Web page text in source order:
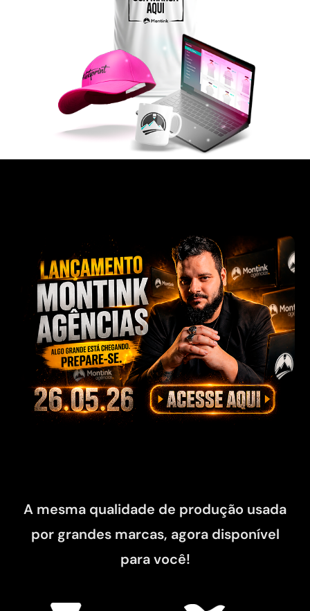
A mesma qualidade de produção usada
por grandes marcas, agora disponível
para você!